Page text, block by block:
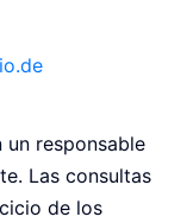
responsable
Las consultas
de los